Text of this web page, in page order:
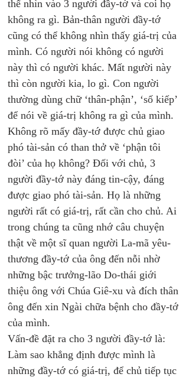
thể nhìn vào 3 người đầy-tớ và coi họ
không ra gì. Bản-thân người đầy-tớ
cũng có thể không nhìn thấy giá-trị của
mình. Có người nói không có người
này thì có người khác. Mất người này
thì còn người kia, lo gì. Con người
thường dùng chữ ‘thân-phận’, ‘số kiếp’
để nói về giá-trị không ra gì của mình.
Không rõ mấy đầy-tớ được chủ giao
phó tài-sản có than thở về ‘phận tôi
đòi’ của họ không? Đối với chủ, 3
người đầy-tớ này đáng tin-cậy, đáng
được giao phó tài-sản. Họ là những
người rất có giá-trị, rất cần cho chủ. Ai
trong chúng ta cũng nhớ câu chuyện
thật về một sĩ quan người La-mã yêu-
thương đầy-tớ của ông đến nỗi nhờ
những bậc trưởng-lão Do-thái giới
thiệu ông với Chúa Giê-xu và đích thân
ông đến xin Ngài chữa bệnh cho đầy-tớ
của mình.
Vấn-đề đặt ra cho 3 người đầy-tớ là:
Làm sao khẳng định được mình là
những đầy-tớ có giá-trị, để chủ tiếp tục